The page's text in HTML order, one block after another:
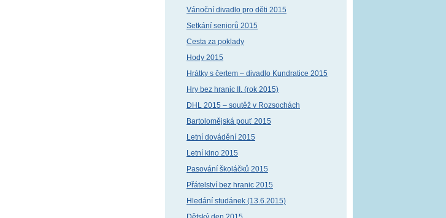
Vánoční divadlo pro děti 2015
Setkání seniorů 2015
Cesta za poklady
Hody 2015
Hrátky s čertem – divadlo Kundratice 2015
Hry bez hranic II. (rok 2015)
DHL 2015 – soutěž v Rozsochách
Bartolomějská pouť 2015
Letní dovádění 2015
Letní kino 2015
Pasování školáčků 2015
Přátelství bez hranic 2015
Hledání studánek (13.6.2015)